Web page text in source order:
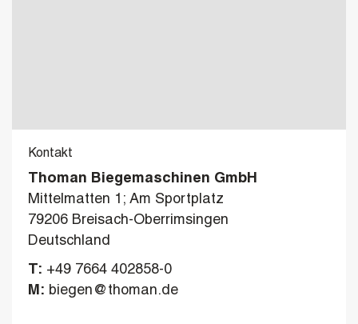
Kontakt
Thoman Biegemaschinen GmbH
Mittelmatten 1; Am Sportplatz
79206 Breisach-Oberrimsingen
Deutschland
T: +49 7664 402858-0
M: biegen@thoman.de